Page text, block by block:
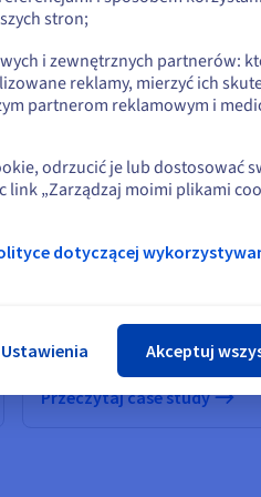
Elastyczna infrastruktura
zgodnej z wymogami ochrony
Przeczytaj case study
lub
stron;
i zewnętrznych partnerów:
reklamy, mierzyć ich
partnerom reklamowym i
odrzucić je lub dostosować
„Zarządzaj moimi plikami
dotyczącej
Ustawienia Akceptuj